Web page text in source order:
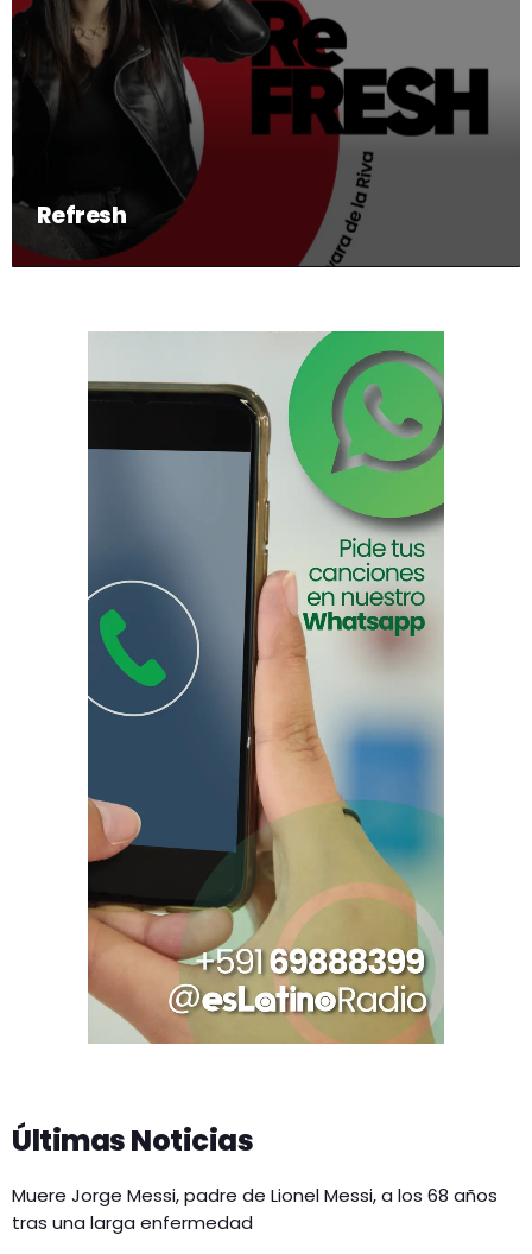
Refresh
Últimas Noticias
Muere Jorge Messi, padre de Lionel Messi, a los 68 años
tras una larga enfermedad